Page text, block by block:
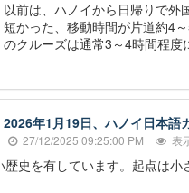
以前は、ハノイから日帰りで外
短かった、移動時間が片道約4
のクルーズは通常3～4時間程度
2026年1月19日、ハノイ日本語
27/12/2025 09:25:00 PM 表
史を有しています。起点は